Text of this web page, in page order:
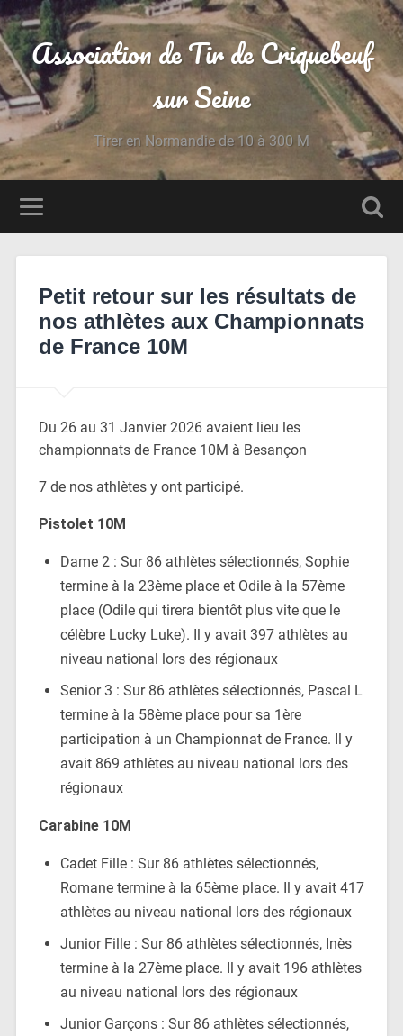
Association de Tir de Criquebeuf
sur Seine
Tirer en Normandie de 10 à 300 M
Petit retour sur les résultats de
nos athlètes aux Championnats
de France 10M
Du 26 au 31 Janvier 2026 avaient lieu les
championnats de France 10M à Besançon
7 de nos athlètes y ont participé.
Pistolet 10M
Dame 2 : Sur 86 athlètes sélectionnés, Sophie
termine à la 23ème place et Odile à la 57ème
place (Odile qui tirera bientôt plus vite que le
célèbre Lucky Luke). Il y avait 397 athlètes au
niveau national lors des régionaux
Senior 3 : Sur 86 athlètes sélectionnés, Pascal L
termine à la 58ème place pour sa 1ère
participation à un Championnat de France. Il y
avait 869 athlètes au niveau national lors des
régionaux
Carabine 10M
Cadet Fille : Sur 86 athlètes sélectionnés,
Romane termine à la 65ème place. Il y avait 417
athlètes au niveau national lors des régionaux
Junior Fille : Sur 86 athlètes sélectionnés, Inès
termine à la 27ème place. Il y avait 196 athlètes
au niveau national lors des régionaux
Junior Garçons : Sur 86 athlètes sélectionnés,